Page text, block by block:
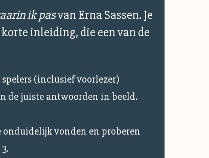
ik pasvan Erna Sassen. Je
inleiding, die een van de
spelers (inclusief voorlezer)
de juiste antwoorden in beeld.
onduidelijk vonden en proberen